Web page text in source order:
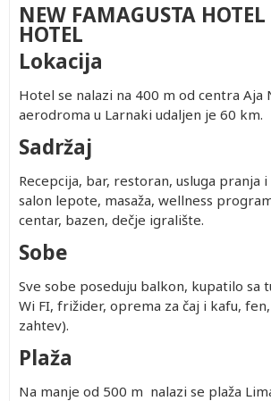
NEW FAMAGUSTA
HOTEL
Lokacija
Hotel se nalazi na 400 m od centra Aja
aerodroma u Larnaki udaljen je 60 km.
Sadržaj
Recepcija, bar, restoran, usluga pranja
salon lepote, masaža, wellness
centar, bazen, dečje igralište.
Sobe
Sve sobe poseduju balkon, kupatilo sa
Wi FI, frižider, oprema za čaj i kafu,
zahtev).
Plaža
Na manje od 500 m nalazi se plaža